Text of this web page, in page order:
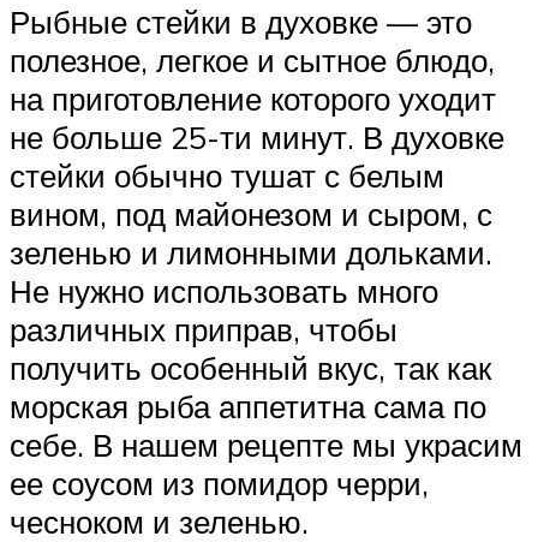
Рыбные стейки в духовке — это
полезное, легкое и сытное блюдо,
на приготовление которого уходит
не больше 25-ти минут. В духовке
стейки обычно тушат с белым
вином, под майонезом и сыром, с
зеленью и лимонными дольками.
Не нужно использовать много
различных приправ, чтобы
получить особенный вкус, так как
морская рыба аппетитна сама по
себе. В нашем рецепте мы украсим
ее соусом из помидор черри,
чесноком и зеленью.